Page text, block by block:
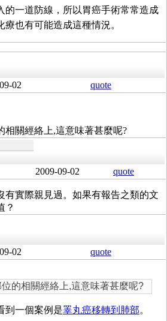
的一道防線，所以胃癌手術常常造成
也有可能造成這種情況。
02 quote
相關經絡上,這意味著甚麼呢?
2009-09-02 quote
有實際親見過。如果有報告之類的文
？
02 quote
的相關經絡上,這意味著甚麼呢?
到一個案例是睪丸癌移轉到肺部。